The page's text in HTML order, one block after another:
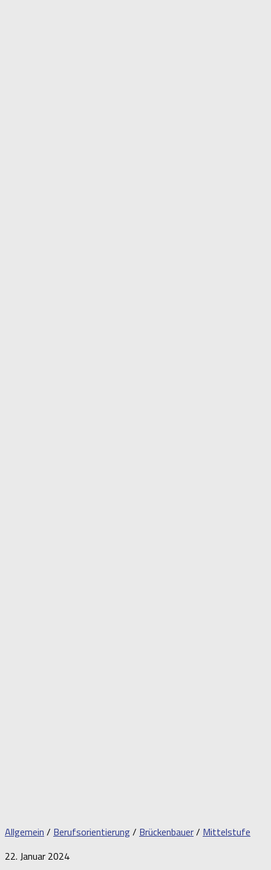
Allgemein / Berufsorientierung/ Brückenbauer/ Mittelstufe
22. Januar 2024